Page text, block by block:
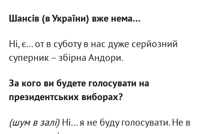
Шансів (в України) вже нема…
Ні, є… от в суботу в нас дуже серйозний
суперник – збірна Андори.
За кого ви будете голосувати на
президентських виборах?
(шум в залі)Ні… я не буду голосувати. Не в